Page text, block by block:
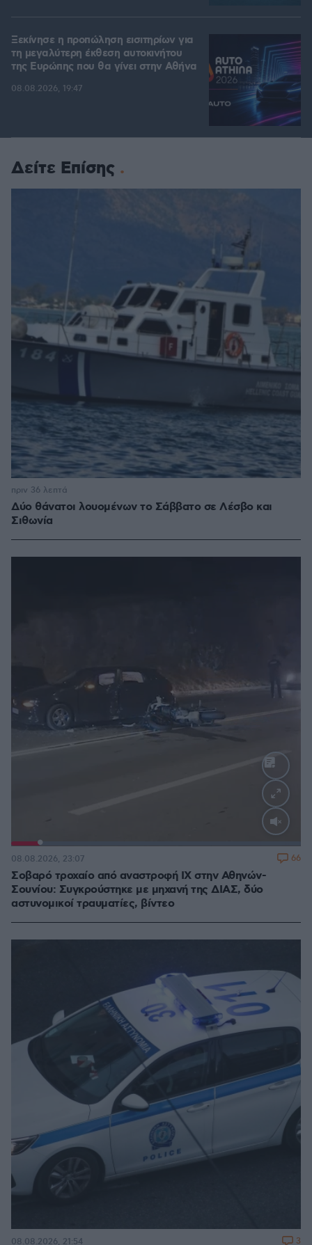
Ξεκίνησε η προπώληση εισιτηρίων για
τη μεγαλύτερη έκθεση αυτοκινήτου
της Ευρώπης που θα γίνει στην Αθήνα
08.08.2026, 19:47
Δείτε Επίσης
Δύο θάνατοι λουομένων το Σάββατο σε Λέσβο και
Σιθωνία
πριν 36 λεπτά
Σοβαρό τροχαίο από αναστροφή ΙΧ στην Αθηνών-
Σουνίου: Συγκρούστηκε με μηχανή της ΔΙΑΣ, δύο
αστυνομικοί τραυματίες, βίντεο
08.08.2026, 23:07 66
08.08.2026, 21:54 3